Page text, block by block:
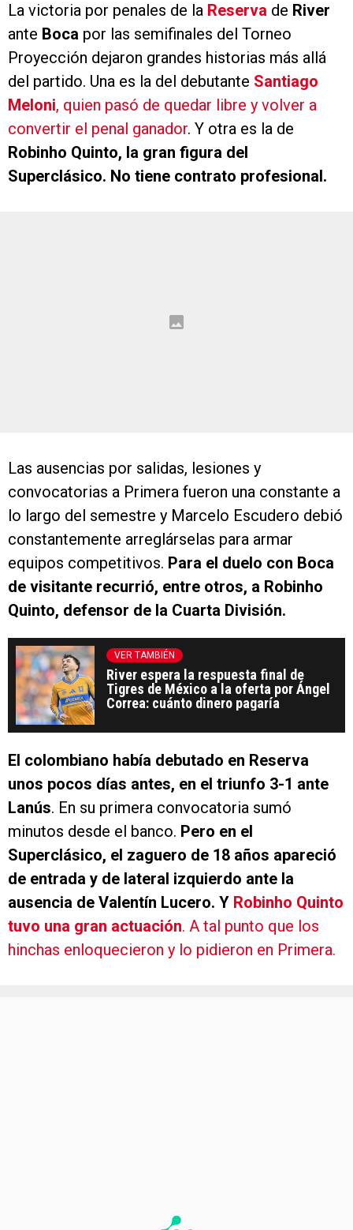
La victoria por penales de la Reserva de River
ante Boca por las semifinales del Torneo
Proyección dejaron grandes historias más allá
del partido. Una es la del debutante Santiago
Meloni, quien pasó de quedar libre y volver a
convertir el penal ganador. Y otra es la de
Robinho Quinto, la gran figura del
Superclásico. No tiene contrato profesional.
Las ausencias por salidas, lesiones y
convocatorias a Primera fueron una constante a
lo largo del semestre y Marcelo Escudero debió
constantemente arreglárselas para armar
equipos competitivos. Para el duelo con Boca
de visitante recurrió, entre otros, a Robinho
Quinto, defensor de la Cuarta División.
VER TAMBIÉN
River espera la respuesta final de
Tigres de México a la oferta por Ángel
Correa: cuánto dinero pagaría
El colombiano había debutado en Reserva
unos pocos días antes, en el triunfo 3-1 ante
Lanús. En su primera convocatoria sumó
minutos desde el banco. Pero en el
Superclásico, el zaguero de 18 años apareció
de entrada y de lateral izquierdo ante la
ausencia de Valentín Lucero. Y Robinho Quinto
tuvo una gran actuación. A tal punto que los
hinchas enloquecieron y lo pidieron en Primera.